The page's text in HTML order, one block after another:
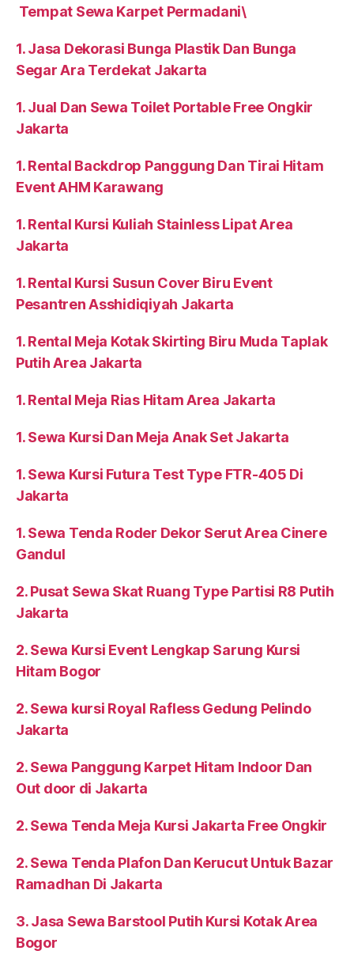
Tempat Sewa Karpet Permadani\
1. Jasa Dekorasi Bunga Plastik Dan Bunga
Segar Ara Terdekat Jakarta
1. Jual Dan Sewa Toilet Portable Free Ongkir
Jakarta
1. Rental Backdrop Panggung Dan Tirai Hitam
Event AHM Karawang
1. Rental Kursi Kuliah Stainless Lipat Area
Jakarta
1. Rental Kursi Susun Cover Biru Event
Pesantren Asshidiqiyah Jakarta
1. Rental Meja Kotak Skirting Biru Muda Taplak
Putih Area Jakarta
1. Rental Meja Rias Hitam Area Jakarta
1. Sewa Kursi Dan Meja Anak Set Jakarta
1. Sewa Kursi Futura Test Type FTR-405 Di
Jakarta
1. Sewa Tenda Roder Dekor Serut Area Cinere
Gandul
2. Pusat Sewa Skat Ruang Type Partisi R8 Putih
Jakarta
2. Sewa Kursi Event Lengkap Sarung Kursi
Hitam Bogor
2. Sewa kursi Royal Rafless Gedung Pelindo
Jakarta
2. Sewa Panggung Karpet Hitam Indoor Dan
Out door di Jakarta
2. Sewa Tenda Meja Kursi Jakarta Free Ongkir
2. Sewa Tenda Plafon Dan Kerucut Untuk Bazar
Ramadhan Di Jakarta
3. Jasa Sewa Barstool Putih Kursi Kotak Area
Bogor